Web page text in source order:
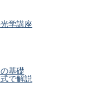
学講座
基礎
で解説